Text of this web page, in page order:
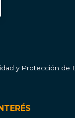
y Protección de